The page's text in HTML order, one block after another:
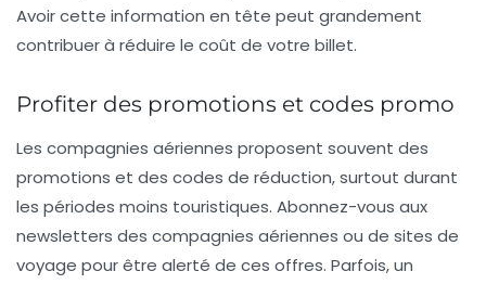
Avoir cette information en tête peut grandement
contribuer à réduire le coût de votre billet.
Profiter des promotions et codes promo
Les compagnies aériennes proposent souvent des
promotions et des codes de réduction, surtout durant
les périodes moins touristiques. Abonnez-vous aux
newsletters des compagnies aériennes ou de sites de
voyage pour être alerté de ces offres. Parfois, un